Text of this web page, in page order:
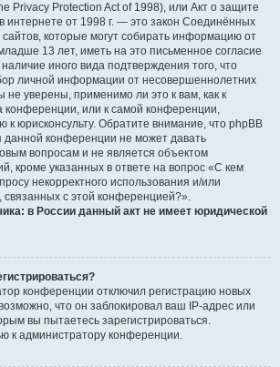
Privacy Protection Act of 1998), или Акт о защите
интернете от 1998 г. — это закон Соединённых
которые могут собирать информацию от
13 лет, иметь на это письменное согласие
иного вида подтверждения того, что
личной информации от несовершеннолетних
уверены, применимо ли это к вам, как к
конференции, или к самой конференции,
к юрисконсульту. Обратите внимание, что phpBB
данной конференции не может давать
вопросам и не является объектом
кроме указанных в ответе на вопрос «С кем
некорректного использования и/или
связанных с этой конференцией?».
в России данный акт не имеет юридической
конференции отключил регистрацию новых
что он заблокировал ваш IP-адрес или
вы пытаетесь зарегистрироваться.
к администратору конференции.